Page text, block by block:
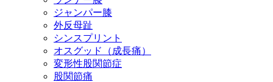
ジャンパー膝
外反母趾
シンスプリント
オスグッド（成長痛）
変形性股関節症
股関節痛